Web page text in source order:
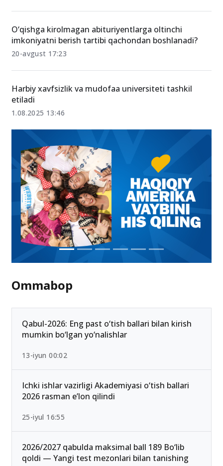
O‘qishga kirolmagan abituriyentlarga oltinchi
imkoniyatni berish tartibi qachondan boshlanadi?
20-avgust 17:23
Harbiy xavfsizlik va mudofaa universiteti tashkil
etiladi
1.08.2025 13:46
Ommabop
Qabul-2026: Eng past o‘tish ballari bilan kirish
mumkin bo‘lgan yo‘nalishlar
13-iyun 00:02
Ichki ishlar vazirligi Akademiyasi o‘tish ballari
2026 rasman e’lon qilindi
25-iyul 16:55
2026/2027 qabulda maksimal ball 189 Bo‘lib
qoldi — Yangi test mezonlari bilan tanishing